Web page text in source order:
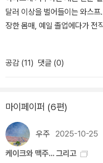
달러 이상을 벌어들이는 와스
장한 몸매, 예일 졸업에다가 전
공이다. 처음에 셔먼이 저지르
트작 <배빗>의 주인공 배빗 비
고, 비겁하고, 우쭐거리는 속물
은 물론이고, 톱클래스 와스프
주인공 셔먼의 몰락과정, 현대
성직자, 차기 선거에 당선하기
로 보낼 수 있는 검찰 수뇌 등등
공감 (11) 댓글 (0)
마이페이퍼 (6편)
우주 2025-10-25
케이크와 맥주... 그리고